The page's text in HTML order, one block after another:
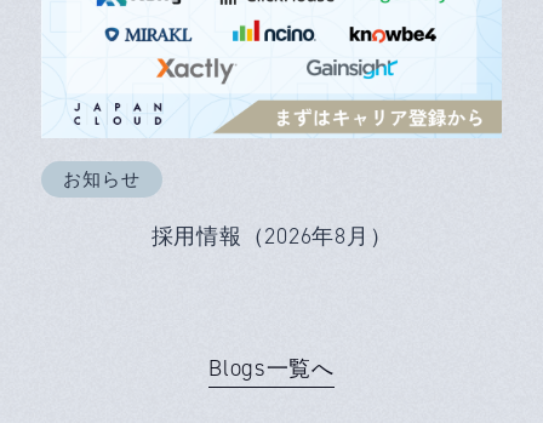
お知らせ
採用情報（2026年8月）
Blogs一覧へ